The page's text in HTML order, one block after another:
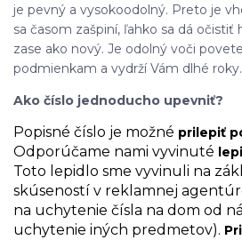
je pevný a vysokoodolný. Preto je
sa časom zašpiní, ľahko sa dá očistiť
zase ako nový. Je odolný voči
podmienkam a vydrží Vám dlhé roky.
Ako číslo jednoducho upevniť?
Popisné číslo je možné prilepiť
Odporúčame nami vyvinuté
Toto lepidlo sme vyvinuli na
skúseností v reklamnej
na uchytenie čísla na dom od
uchytenie iných predmetov).